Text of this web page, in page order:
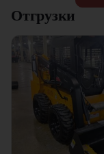
Отгрузки